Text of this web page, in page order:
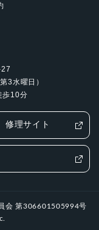
3水曜日）
歩10分
修理サイト
会 第306601505994号